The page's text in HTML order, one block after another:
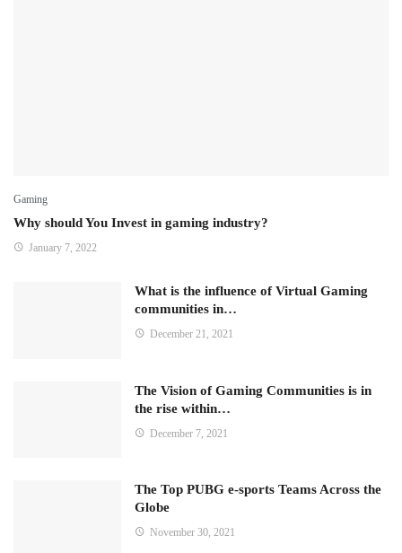
Gaming
Why should You Invest in gaming industry?
January 7, 2022
What is the influence of Virtual Gaming
communities in…
December 21, 2021
The Vision of Gaming Communities is in
the rise within…
December 7, 2021
The Top PUBG e-sports Teams Across the
Globe
November 30, 2021